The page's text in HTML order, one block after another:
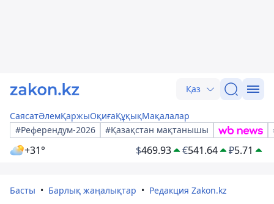
Қаз
СаясатӘлемҚаржыОқиғаҚұқықМақалалар
#Референдум-2026
#Қазақстан мақтанышы
+31° $469.93 €541.64 ₽5.71
Басты Барлық жаңалықтар Редакция Zakon.kz